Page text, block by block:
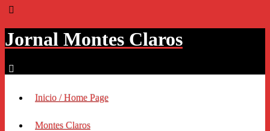
Jornal Montes Claros
Inicio / Home Page
Montes Claros